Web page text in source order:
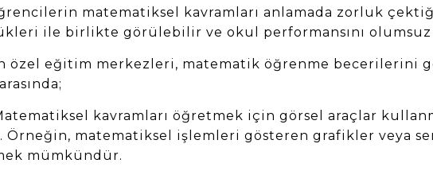
matematiksel kavramları anlamada zorluk
ile birlikte görülebilir ve okul performansını
özel eğitim merkezleri, matematik öğrenme becerilerini
kavramları öğretmek için görsel araçlar
Örneğin, matematiksel işlemleri gösteren grafikler veya
mümkündür.